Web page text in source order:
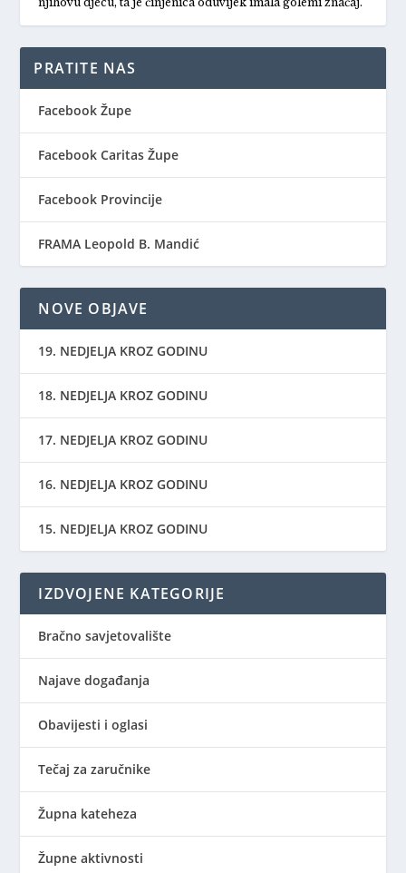
PRATITE NAS
Facebook Župe
Facebook Caritas Župe
Facebook Provincije
FRAMA Leopold B. Mandić
NOVE OBJAVE
19. NEDJELJA KROZ GODINU
18. NEDJELJA KROZ GODINU
17. NEDJELJA KROZ GODINU
16. NEDJELJA KROZ GODINU
15. NEDJELJA KROZ GODINU
IZDVOJENE KATEGORIJE
Bračno savjetovalište
Najave događanja
Obavijesti i oglasi
Tečaj za zaručnike
Župna kateheza
Župne aktivnosti